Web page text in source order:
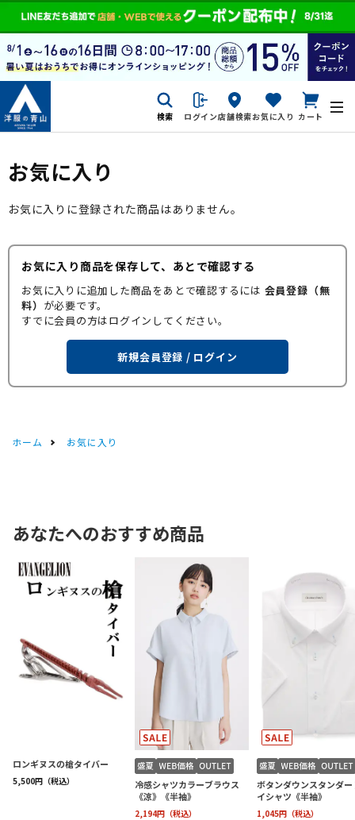
検索 ログイン店舗検索お気に入り カート
お気に入り
お気に入りに登録された商品はありません。
お気に入り商品を保存して、あとで確認する
お気に入りに追加した商品をあとで確認するには 会員登録（無
料） が必要です。
すでに会員の方はログインしてください。
新規会員登録 / ログイン
ホーム お気に入り